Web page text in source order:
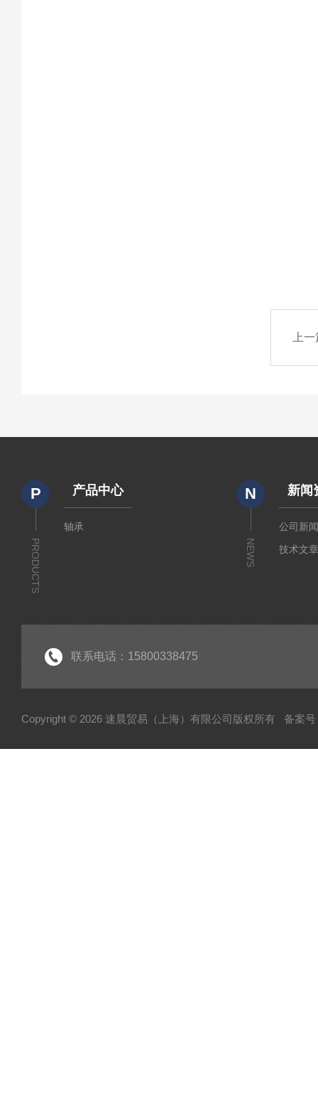
上
P
PRODUCTS
产品中心
轴承
N
NEWS
新闻
公司新
技术文
联系电话：15800338475
Copyright © 2026 速晨贸易（上海）有限公司版权所有 备案号